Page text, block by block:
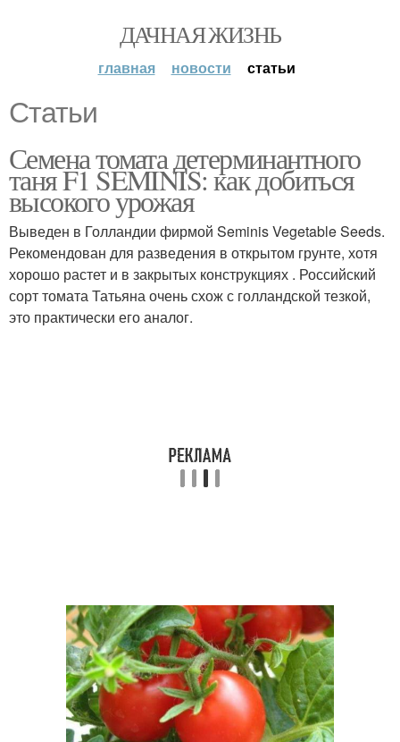
ДАЧНАЯ ЖИЗНЬ
главная новости статьи
Статьи
Семена томата детерминантного
таня F1 SEMINIS: как добиться
высокого урожая
Выведен в Голландии фирмой Seminis Vegetable Seeds.
Рекомендован для разведения в открытом грунте, хотя
хорошо растет и в закрытых конструкциях . Российский
сорт томата Татьяна очень схож с голландской тезкой,
это практически его аналог.